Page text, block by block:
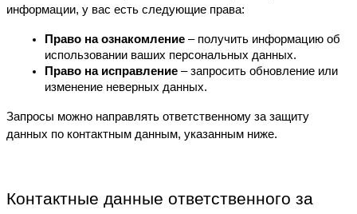
информации, у вас есть следующие права:
Право на ознакомление – получить информацию об
использовании ваших персональных данных.
Право на исправление – запросить обновление или
изменение неверных данных.
Запросы можно направлять ответственному за защиту
данных по контактным данным, указанным ниже.
Контактные данные ответственного за